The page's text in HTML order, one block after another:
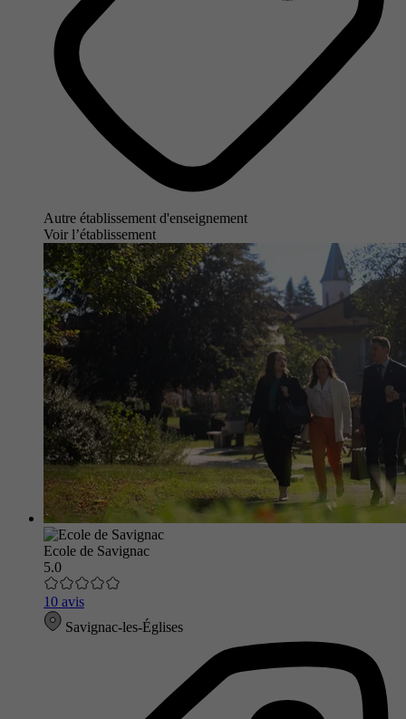
Autre établissement d'enseignement
Voir l’établissement
Ecole de Savignac
5.0
10 avis
Savignac-les-Églises